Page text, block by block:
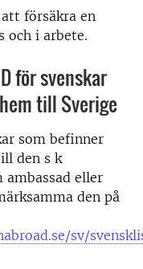
försäkra en
och i arbete.
för svenskar
till Sverige
som befinner
den s k
ambassad eller
den på
sv/